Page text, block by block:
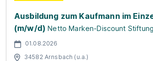
Ausbildung zum Kaufmann im
(m/w/d) Netto Marken-Discount
01.08.2026
34582 Arnsbach (u.a.)